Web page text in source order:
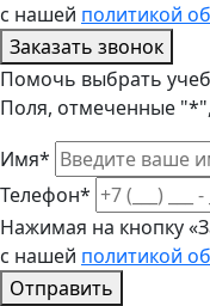
с нашей политикой
Заказать звонок
Помочь выбрать
Поля, отмеченные
Имя*
Телефон*
Нажимая на кнопку
с нашей политикой
Отправить